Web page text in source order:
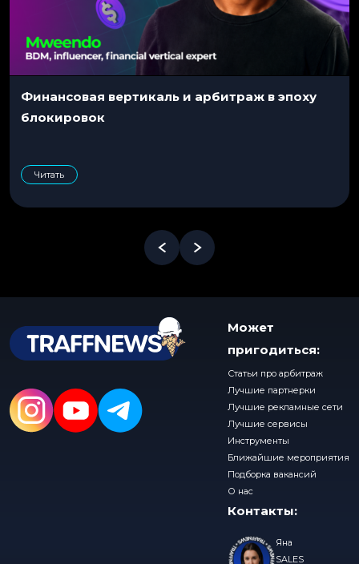
Финансовая вертикаль и арбитраж в эпоху
блокировок
Читать
Может
пригодиться:
Статьи про арбитраж
Лучшие партнерки
Лучшие рекламные сети
Лучшие сервисы
Инструменты
Ближайшие мероприятия
Подборка вакансий
О нас
Контакты:
Яна
SALES